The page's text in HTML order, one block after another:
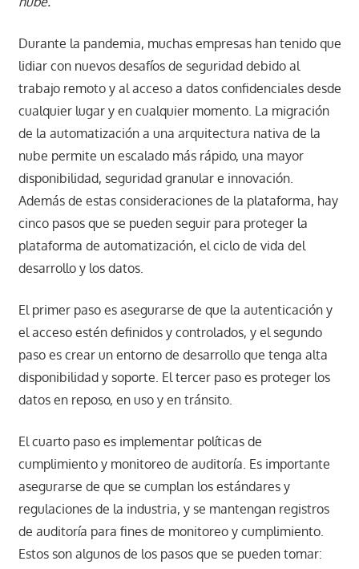
Durante la pandemia, muchas empresas han tenido que
lidiar con nuevos desafíos de seguridad debido al
trabajo remoto y al acceso a datos confidenciales desde
cualquier lugar y en cualquier momento. La migración
de la automatización a una arquitectura nativa de la
nube permite un escalado más rápido, una mayor
disponibilidad, seguridad granular e innovación.
Además de estas consideraciones de la plataforma, hay
cinco pasos que se pueden seguir para proteger la
plataforma de automatización, el ciclo de vida del
desarrollo y los datos.
El primer paso es asegurarse de que la autenticación y
el acceso estén definidos y controlados, y el segundo
paso es crear un entorno de desarrollo que tenga alta
disponibilidad y soporte. El tercer paso es proteger los
datos en reposo, en uso y en tránsito.
El cuarto paso es implementar políticas de
cumplimiento y monitoreo de auditoría. Es importante
asegurarse de que se cumplan los estándares y
regulaciones de la industria, y se mantengan registros
de auditoría para fines de monitoreo y cumplimiento.
Estos son algunos de los pasos que se pueden tomar: